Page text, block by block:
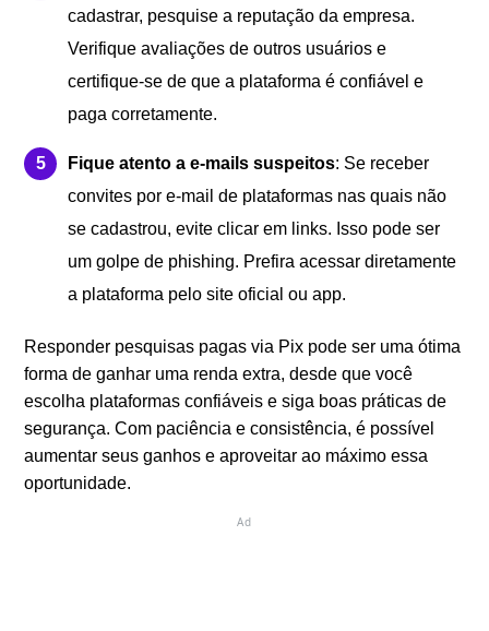
cadastrar, pesquise a reputação da empresa.
Verifique avaliações de outros usuários e
certifique-se de que a plataforma é confiável e
paga corretamente.
Fique atento a e-mails suspeitos: Se receber
convites por e-mail de plataformas nas quais não
se cadastrou, evite clicar em links. Isso pode ser
um golpe de phishing. Prefira acessar diretamente
a plataforma pelo site oficial ou app.
Responder pesquisas pagas via Pix pode ser uma ótima
forma de ganhar uma renda extra, desde que você
escolha plataformas confiáveis e siga boas práticas de
segurança. Com paciência e consistência, é possível
aumentar seus ganhos e aproveitar ao máximo essa
oportunidade.
Ad